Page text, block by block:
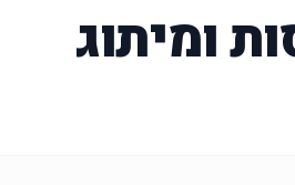
ומיתוג